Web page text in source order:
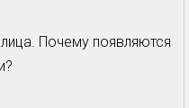
Почему появляются